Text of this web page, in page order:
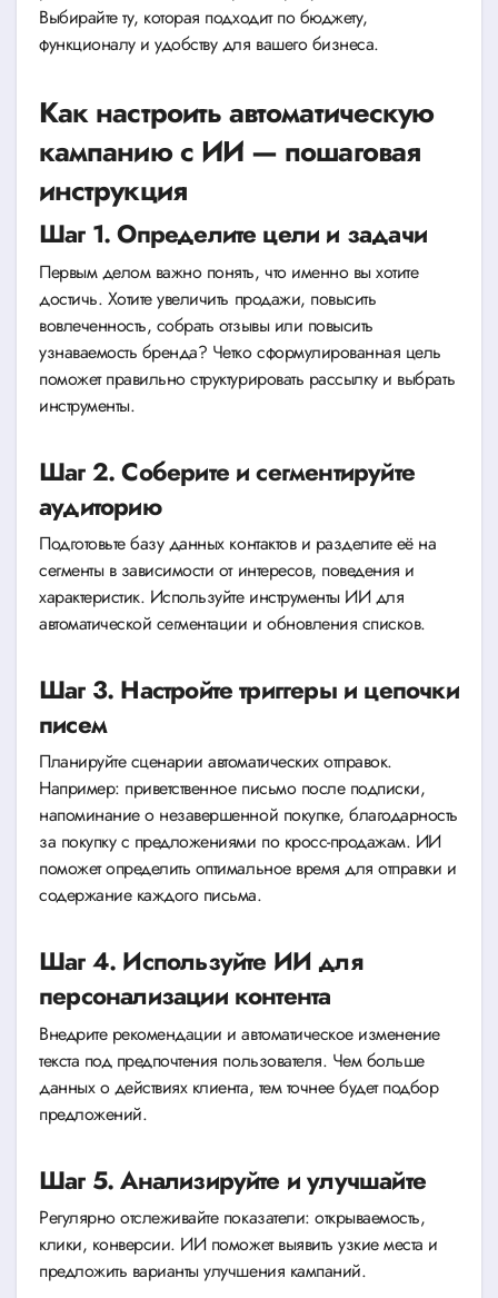
Выбирайте ту, которая подходит по бюджету,
функционалу и удобству для вашего бизнеса.
Как настроить автоматическую
кампанию с ИИ — пошаговая
инструкция
Шаг 1. Определите цели и задачи
Первым делом важно понять, что именно вы хотите
достичь. Хотите увеличить продажи, повысить
вовлеченность, собрать отзывы или повысить
узнаваемость бренда? Четко сформулированная цель
поможет правильно структурировать рассылку и выбрать
инструменты.
Шаг 2. Соберите и сегментируйте
аудиторию
Подготовьте базу данных контактов и разделите её на
сегменты в зависимости от интересов, поведения и
характеристик. Используйте инструменты ИИ для
автоматической сегментации и обновления списков.
Шаг 3. Настройте триггеры и цепочки
писем
Планируйте сценарии автоматических отправок.
Например: приветственное письмо после подписки,
напоминание о незавершенной покупке, благодарность
за покупку с предложениями по кросс-продажам. ИИ
поможет определить оптимальное время для отправки и
содержание каждого письма.
Шаг 4. Используйте ИИ для
персонализации контента
Внедрите рекомендации и автоматическое изменение
текста под предпочтения пользователя. Чем больше
данных о действиях клиента, тем точнее будет подбор
предложений.
Шаг 5. Анализируйте и улучшайте
Регулярно отслеживайте показатели: открываемость,
клики, конверсии. ИИ поможет выявить узкие места и
предложить варианты улучшения кампаний.